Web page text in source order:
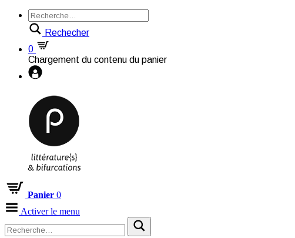
Rechecher
0
Chargement du contenu du panier
Panier 0
Activer le menu